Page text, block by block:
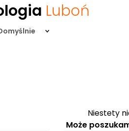
Luboń
Niestety
Może